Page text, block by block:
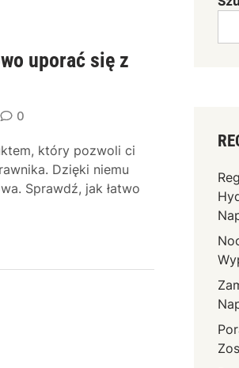
uporać się z
0
który pozwoli ci
Dzięki niemu
Sprawdź, jak łatwo